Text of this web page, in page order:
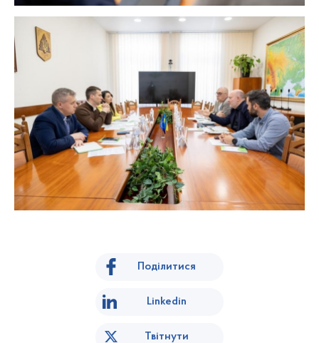
Поділитися
Linkedin
Твітнути